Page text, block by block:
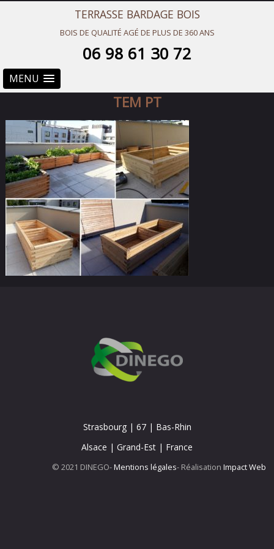
TERRASSE BARDAGE BOIS
BOIS DE QUALITÉ AGÉ DE PLUS DE 360 ANS
06 98 61 30 72
MENU
TEM PT
Strasbourg | 67 | Bas-Rhin
Alsace | Grand-Est | France
© 2021 DINEGO Mentions légales RéalisationImpact Web